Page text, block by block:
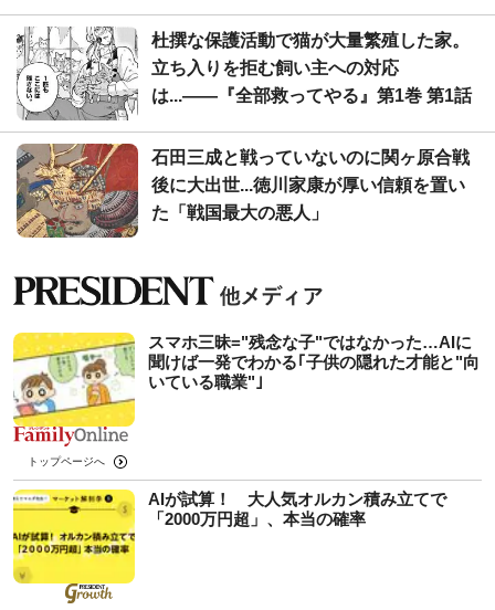
杜撰な保護活動で猫が大量繁殖した家。
立ち入りを拒む飼い主への対応
は...――『全部救ってやる』第1巻 第1話
石田三成と戦っていないのに関ヶ原合戦
後に大出世...徳川家康が厚い信頼を置い
た「戦国最大の悪人」
スマホ三昧="残念な子"ではなかった…AIに
聞けば一発でわかる｢子供の隠れた才能と"向
いている職業"｣
トップページへ
AIが試算！ 大人気オルカン積み立てで
「2000万円超」、本当の確率